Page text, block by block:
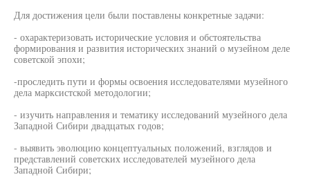
Для достижения цели были поставлены конкретные задачи:
- охарактеризовать исторические условия и обстоятельства
формирования и развития исторических знаний о музейном деле
советской эпохи;
-проследить пути и формы освоения исследователями музейного
дела марксистской методологии;
- изучить направления и тематику исследований музейного дела
Западной Сибири двадцатых годов;
- выявить эволюцию концептуальных положений, взглядов и
представлений советских исследователей музейного дела
Западной Сибири;